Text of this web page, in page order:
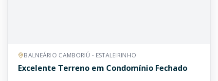
BALNEÁRIO CAMBORIÚ - ESTALEIRINHO
Excelente Terreno em Condomínio Fechado